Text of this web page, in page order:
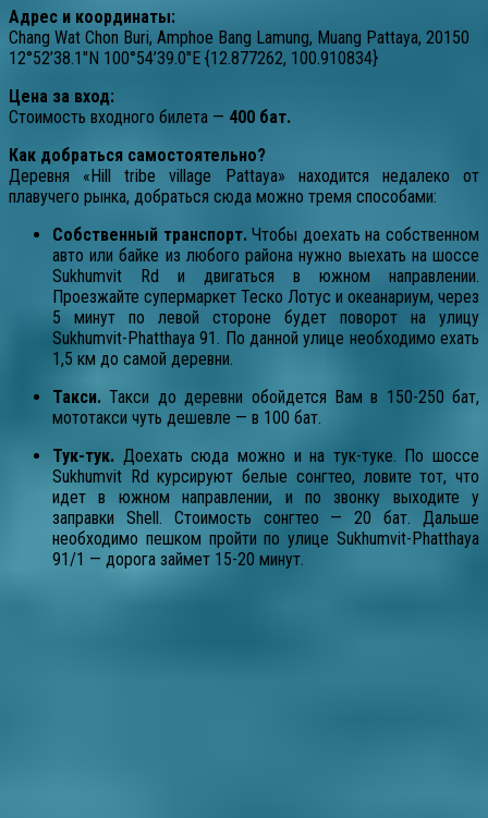
Адрес и координаты:
Chang Wat Chon Buri, Amphoe Bang Lamung, Muang Pattaya, 20150
12°52’38.1″N 100°54’39.0″E {12.877262, 100.910834}
Цена за вход:
Стоимость входного билета — 400 бат.
Как добраться самостоятельно?
Деревня «Hill tribe village Pattaya» находится недалеко от
плавучего рынка, добраться сюда можно тремя способами:
Собственный транспорт. Чтобы доехать на собственном
авто или байке из любого района нужно выехать на шоссе
Sukhumvit Rd и двигаться в южном направлении.
Проезжайте супермаркет Теско Лотус и океанариум, через
5 минут по левой стороне будет поворот на улицу
Sukhumvit-Phatthaya 91. По данной улице необходимо ехать
1,5 км до самой деревни.
Такси. Такси до деревни обойдется Вам в 150-250 бат,
мототакси чуть дешевле — в 100 бат.
Тук-тук. Доехать сюда можно и на тук-туке. По шоссе
Sukhumvit Rd курсируют белые сонгтео, ловите тот, что
идет в южном направлении, и по звонку выходите у
заправки Shell. Стоимость сонгтео — 20 бат. Дальше
необходимо пешком пройти по улице Sukhumvit-Phatthaya
91/1 — дорога займет 15-20 минут.